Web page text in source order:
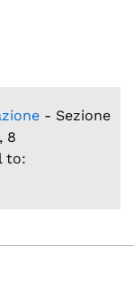
- Sezione
8
to: